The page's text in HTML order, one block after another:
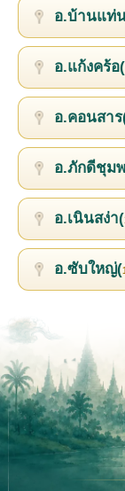
อ.บ้านแท่
อ.แก้งคร้อ(
อ.คอนสาร
อ.ภักดีชุม
อ.เนินสง่า(
อ.ซับใหญ่(